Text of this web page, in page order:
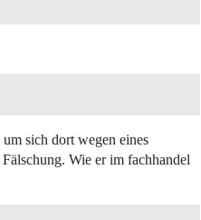
sich dort wegen eines
Wie er im fachhandel